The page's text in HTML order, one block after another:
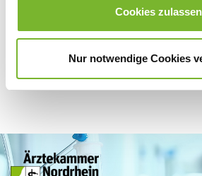
Cookies zulassen
Nur notwendige Cookies